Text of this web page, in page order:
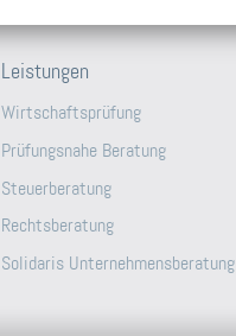
Leistungen
Wirtschaftsprüfung
Prüfungsnahe Beratung
Steuerberatung
Rechtsberatung
Solidaris Unternehmensberatung